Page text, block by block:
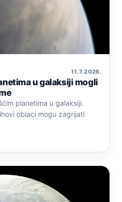
11. 7. 2026.
u galaksiji mogli
planetima u galaksiji.
oblaci mogu zagrijati